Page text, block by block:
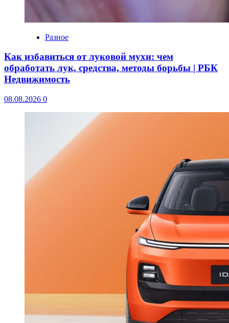
Разное
Как избавиться от луковой мухи: чем
обработать лук, средства, методы борьбы | РБК
Недвижимость
08.08.2026 0